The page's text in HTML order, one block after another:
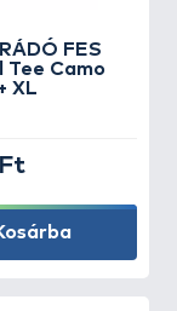
FES
Tee Camo
XL